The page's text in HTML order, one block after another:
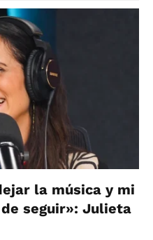
la música y mi
seguir»: Julieta